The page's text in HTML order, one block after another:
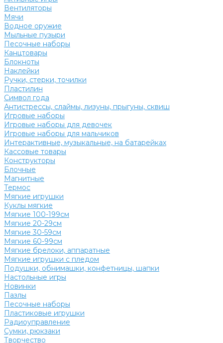
Вентиляторы
Мячи
Водное оружие
Мыльные пузыри
Песочные наборы
Канцтовары
Блокноты
Наклейки
Ручки, стерки, точилки
Пластилин
Символ года
Антистрессы, слаймы, лизуны, прыгуны, сквиш
Игровые наборы
Игровые наборы для девочек
Игровые наборы для мальчиков
Интерактивные, музыкальные, на батарейках
Кассовые товары
Конструкторы
Блочные
Магнитные
Термос
Мягкие игрушки
Куклы мягкие
Мягкие 100-199см
Мягкие 20-29см
Мягкие 30-59см
Мягкие 60-99см
Мягкие брелоки, аппаратные
Мягкие игрушки с пледом
Подушки, обнимашки, конфетницы, шапки
Настольные игры
Новинки
Пазлы
Песочные наборы
Пластиковые игрушки
Радиоуправление
Сумки, рюкзаки
Творчество